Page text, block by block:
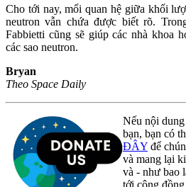
Cho tới nay, mối quan hệ giữa khối
neutron vẫn chứa được biết rõ.
Fabbietti cũng sẽ giúp các nhà khoa
các sao neutron.
Bryan
Theo Space Daily
Nếu nội
bạn, bạn có
ĐÂY để
và mang lại
và - như bao